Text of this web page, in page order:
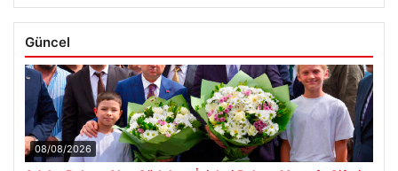
Güncel
08/08/2026